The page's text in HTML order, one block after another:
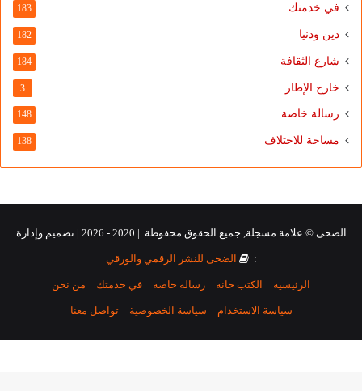
في خدمتك 183
دين ودنيا 182
شارع الثقافة 184
خارج الإطار 3
رسالة خاصة 148
مساحة للاختلاف 138
الضحى © علامة مسجلة, جميع الحقوق محفوظة | 2020 - 2026 | تصميم وإدارة
: الضحى للنشر الرقمي والورقي
الرئيسية الكتب خانة رسالة خاصة في خدمتك من نحن
سياسة الاستخدام سياسة الخصوصية تواصل معنا